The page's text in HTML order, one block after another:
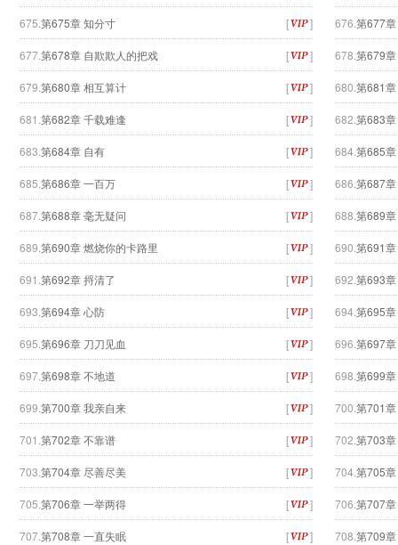
675. 第675章 知分寸 [ ] 676. 第677
677.第678章 自欺欺人的把戏 [ ] 678. 第679
679. 第680章 相互算计 [ ] 680. 第681
681. 第682章 千载难逢 [ ] 682. 第683
683. 第684章 自有 [ ] 684. 第685
685. 第686章 一百万 [ ] 686. 第687
687.第688章 毫无疑问 [ ] 688. 第689
689. 第690章 燃烧你的卡路里 [ ] 690. 第691
691. 第692章 捋清了 [ ] 692. 第693
693. 第694章 心防 [ ] 694. 第695
695. 第696章 刀刀见血 [ ] 696. 第697
697.第698章 不地道 [ ] 698. 第699
699. 第700章 我亲自来 [ ] 700. 第701
701. 第702章 不靠谱 [ ] 702. 第703
703. 第704章 尽善尽美 [ ] 704. 第705
705. 第706章 一举两得 [ ] 706. 第707
707.第708章 一直失眠 [ ] 708. 第709